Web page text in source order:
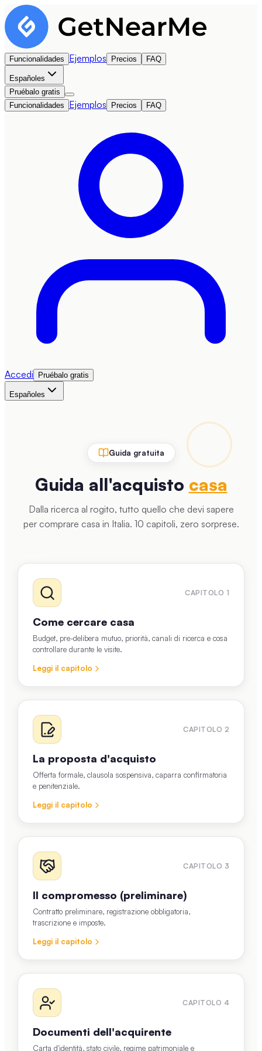
Funcionalidades Ejemplos Precios FAQ
Español es
Pruébalo gratis
Funcionalidades
Ejemplos Precios FAQ
Accedi Pruébalo gratis
Español es
Guida gratuita
Guida all'acquisto casa
Dalla ricerca al rogito, tutto quello che devi sapere
per comprare casa in Italia. 10 capitoli, zero sorprese.
CAPITOLO 1
Come cercare casa
Budget, pre-delibera mutuo, priorità, canali di ricerca e cosa
controllare durante le visite.
Leggi il capitolo
CAPITOLO 2
La proposta d'acquisto
Offerta formale, clausola sospensiva, caparra confirmatoria
e penitenziale.
Leggi il capitolo
CAPITOLO 3
Il compromesso (preliminare)
Contratto preliminare, registrazione obbligatoria,
trascrizione e imposte.
Leggi il capitolo
CAPITOLO 4
Documenti dell'acquirente
Carta d'identità, stato civile, regime patrimoniale e